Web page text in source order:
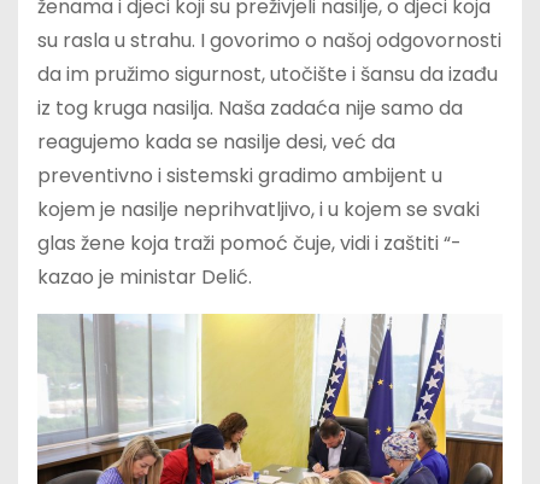
ženama i djeci koji su preživjeli nasilje, o djeci koja
su rasla u strahu. I govorimo o našoj odgovornosti
da im pružimo sigurnost, utočište i šansu da izađu
iz tog kruga nasilja. Naša zadaća nije samo da
reagujemo kada se nasilje desi, već da
preventivno i sistemski gradimo ambijent u
kojem je nasilje neprihvatljivo, i u kojem se svaki
glas žene koja traži pomoć čuje, vidi i zaštiti “-
kazao je ministar Delić.